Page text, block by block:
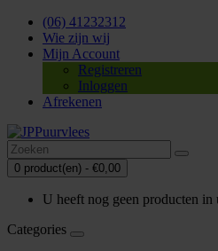
(06) 41232312
Wie zijn wij
Mijn Account
Registreren
Inloggen
Afrekenen
0 product(en) - €0,00
U heeft nog geen producten
Categories